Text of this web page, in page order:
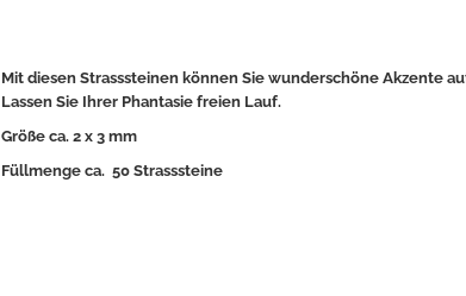
Mit diesen Strasssteinen können Sie wunderschöne Akzente
Lassen Sie Ihrer Phantasie freien Lauf.
Größe ca. 2 x 3 mm
Füllmenge ca. 50 Strasssteine